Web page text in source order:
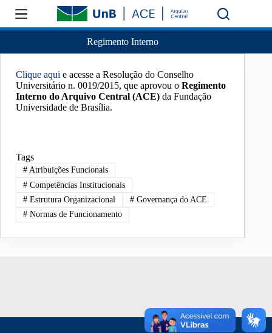
Regimento Interno
Clique aqui e acesse a Resolução do Conselho
Universitário n. 0019/2015, que aprovou o Regimento
Interno do Arquivo Central (ACE) da Fundação
Universidade de Brasília.
Tags
#Atribuições Funcionais
#Competências Institucionais
#Estrutura Organizacional #Governança do ACE
#Normas de Funcionamento